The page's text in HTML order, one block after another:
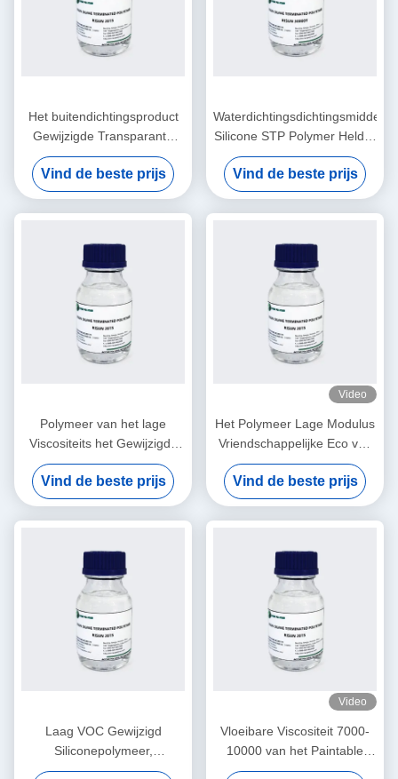
Het buitendichtingsproduct
Gewijzigde Transparante
Vrije Isocyanaat van het
Siliconepolymeer
Vind de beste prijs
Waterdichtingsdichtingsmiddel
Silicone STP Polymer Helder
oplosmiddelvrij Voor
keukenbad
Vind de beste prijs
Polymeer van het lage
Viscositeits het Gewijzigde
Silicone, Gemakkelijk Proces
voor het Concrete
Uitbreidingsverbinding Vullen
Vind de beste prijs
Video
Het Polymeer Lage Modulus
Vriendschappelijke Eco van
het bouwdichtingsproducten
Gewijzigde Silicone
Vind de beste prijs
Laag VOC Gewijzigd
Siliconepolymeer,
Vochtigheid Genezen
Video
Vloeibare Viscositeit 7000-
10000 van het Paintable
Hoge Reactieve